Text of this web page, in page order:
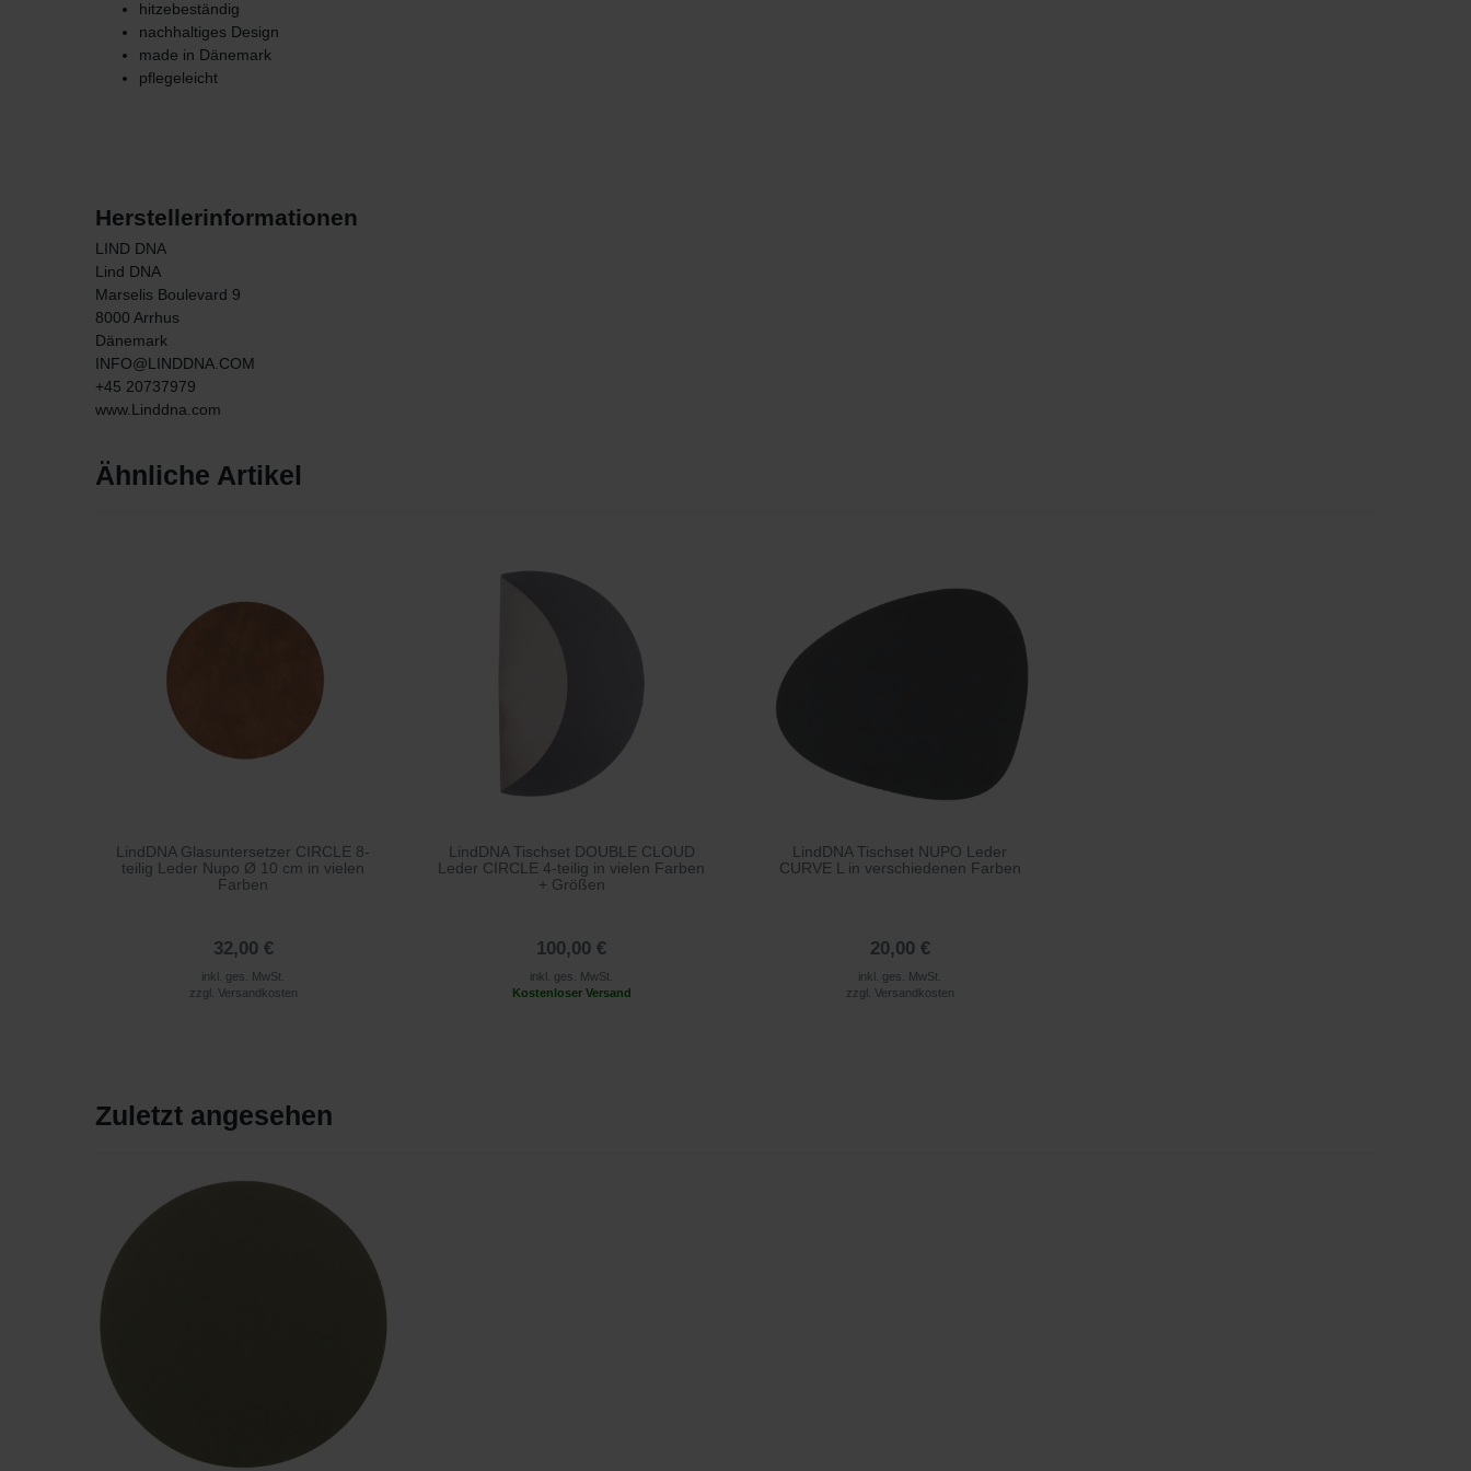
hitzebeständig
nachhaltiges Design
made in Dänemark
pflegeleicht
Herstellerinformationen
LIND DNA
Lind DNA
Marselis Boulevard 9
8000 Arrhus
Dänemark
INFO@LINDDNA.COM
+45 20737979
www.Linddna.com
Ähnliche Artikel
LindDNA Glasuntersetzer CIRCLE 8-
teilig Leder Nupo Ø 10 cm in vielen
Farben
32,00 €
inkl. ges. MwSt.
zzgl. Versandkosten
LindDNA Tischset DOUBLE CLOUD
Leder CIRCLE 4-teilig in vielen Farben
+ Größen
100,00 €
inkl. ges. MwSt.
Kostenloser Versand
LindDNA Tischset NUPO Leder
CURVE L in verschiedenen Farben
20,00 €
inkl. ges. MwSt.
zzgl. Versandkosten
Zuletzt angesehen